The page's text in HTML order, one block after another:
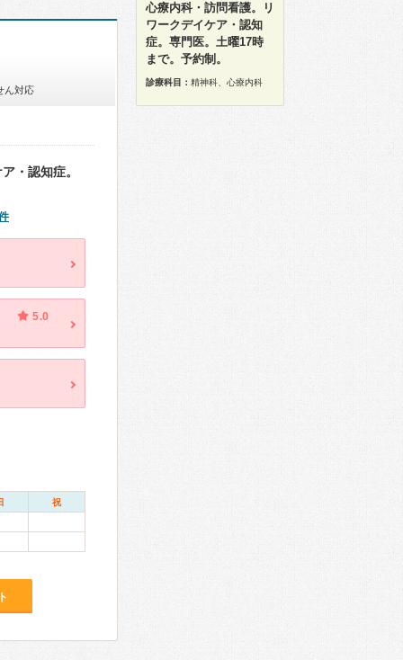
ん対応
・認知症。
5.0
祝
心療内科・訪問看護。リ
ワークデイケア・認知
症。専門医。土曜17時
まで。予約制。
診療科目： 精神科、心療内科